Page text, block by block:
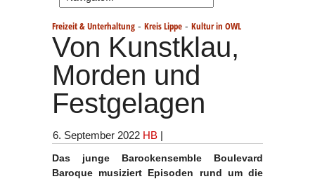
Freizeit & Unterhaltung - Kreis Lippe - Kultur in OWL
Von Kunstklau,
Morden und
Festgelagen
6. September 2022 HB |
Das junge Barockensemble Boulevard
Baroque musiziert Episoden rund um die